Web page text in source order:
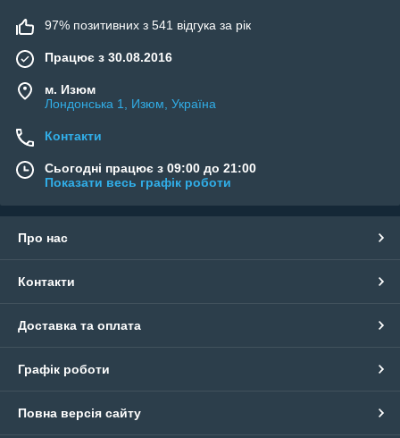
97% позитивних з 541 відгука за рік
Працює з 30.08.2016
м. Изюм
Лондонська 1, Изюм, Україна
Контакти
Сьогодні працює з 09:00 до 21:00
Показати весь графік роботи
Про нас
Контакти
Доставка та оплата
Графік роботи
Повна версія сайту